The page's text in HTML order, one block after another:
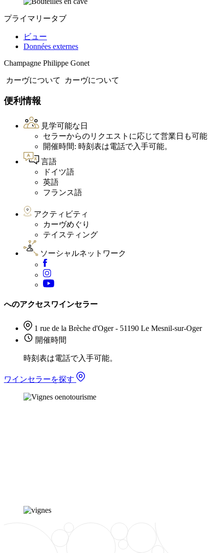
プライマリータブ
ビュー
Données externes
Champagne Philippe Gonet
カーヴについて カーヴについて
便利情報
見学可能な日
セラーからのリクエストに応じて営業日も可能
開催時間: 時刻表は電話で入手可能。
言語
ドイツ語
英語
フランス語
アクティビティ
カーヴめぐり
テイスティング
ソーシャルネットワーク
へのアクセスワインセラー
1 rue de la Brèche d'Oger - 51190 Le Mesnil-sur-Oger
開催時間
時刻表は電話で入手可能。
ワインセラーを探す